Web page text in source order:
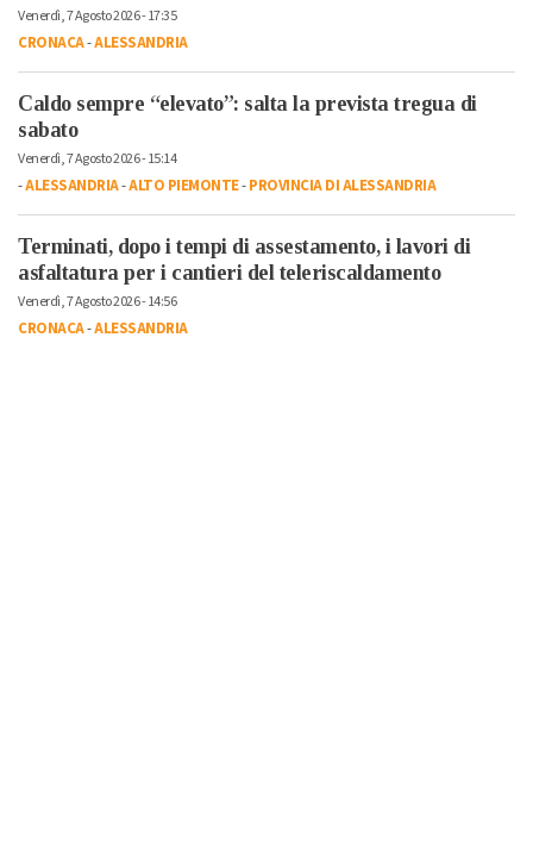
Venerdì, 7 Agosto 2026 - 17:35
CRONACA-ALESSANDRIA
Caldo sempre “elevato”: salta la prevista tregua di
sabato
Venerdì, 7 Agosto 2026 - 15:14
-ALESSANDRIA-ALTO PIEMONTE-PROVINCIA DI ALESSANDRIA
Terminati, dopo i tempi di assestamento, i lavori di
asfaltatura per i cantieri del teleriscaldamento
Venerdì, 7 Agosto 2026 - 14:56
CRONACA-ALESSANDRIA